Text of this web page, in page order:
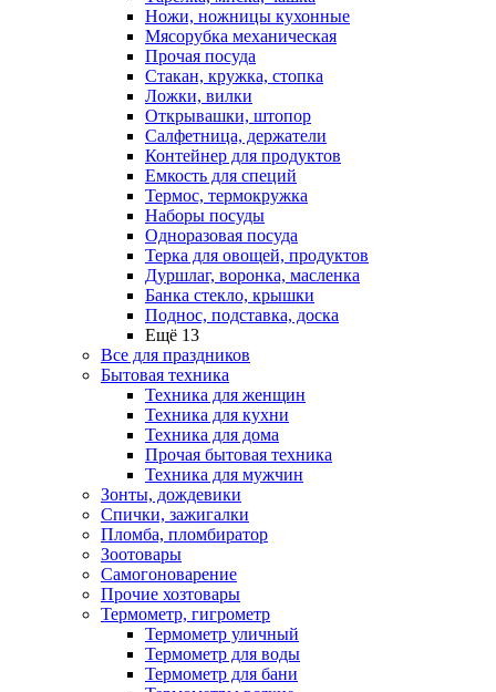
Ножи, ножницы кухонные
Мясорубка механическая
Прочая посуда
Стакан, кружка, стопка
Ложки, вилки
Открывашки, штопор
Салфетница, держатели
Контейнер для продуктов
Емкость для специй
Термос, термокружка
Наборы посуды
Одноразовая посуда
Терка для овощей, продуктов
Дуршлаг, воронка, масленка
Банка стекло, крышки
Поднос, подставка, доска
Ещё 13
Все для праздников
Бытовая техника
Техника для женщин
Техника для кухни
Техника для дома
Прочая бытовая техника
Техника для мужчин
Зонты, дождевики
Спички, зажигалки
Пломба, пломбиратор
Зоотовары
Самогоноварение
Прочие хозтовары
Термометр, гигрометр
Термометр уличный
Термометр для воды
Термометр для бани